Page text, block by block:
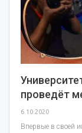
проведёт
6.10.2020
Впервые в своей